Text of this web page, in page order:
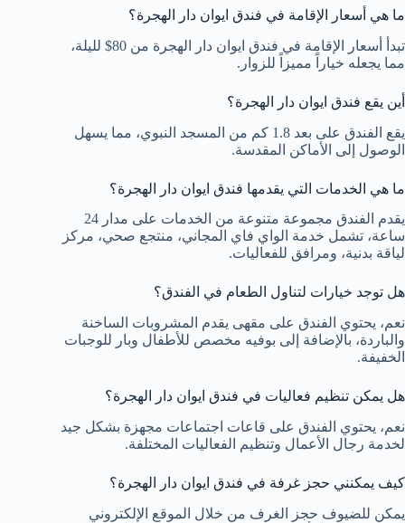
ما هي أسعار الإقامة في فندق ايوان دار الهجرة؟
تبدأ أسعار الإقامة في فندق ايوان دار الهجرة من 80$ لليلة،
مما يجعله خياراً مميزاً للزوار.
أين يقع فندق ايوان دار الهجرة؟
يقع الفندق على بعد 1.8 كم من المسجد النبوي، مما يسهل
الوصول إلى الأماكن المقدسة.
ما هي الخدمات التي يقدمها فندق ايوان دار الهجرة؟
يقدم الفندق مجموعة متنوعة من الخدمات على مدار 24
ساعة، تشمل خدمة الواي فاي المجاني، منتجع صحي، مركز
لياقة بدنية، ومرافق للفعاليات.
هل توجد خيارات لتناول الطعام في الفندق؟
نعم، يحتوي الفندق على مقهى يقدم المشروبات الساخنة
والباردة، بالإضافة إلى بوفيه مخصص للأطفال وبار للوجبات
الخفيفة.
هل يمكن تنظيم فعاليات في فندق ايوان دار الهجرة؟
نعم، يحتوي الفندق على قاعات اجتماعات مجهزة بشكل جيد
لخدمة رجال الأعمال وتنظيم الفعاليات المختلفة.
كيف يمكنني حجز غرفة في فندق ايوان دار الهجرة؟
يمكن للضيوف حجز الغرف من خلال الموقع الإلكتروني